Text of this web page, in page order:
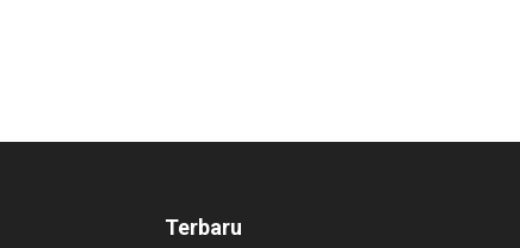
Terbaru